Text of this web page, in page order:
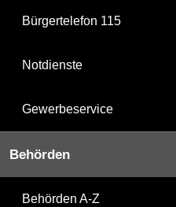
Bürgertelefon 115
Notdienste
Gewerbeservice
Behörden
Behörden A-Z